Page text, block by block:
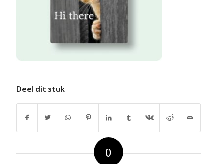
Deel dit stuk
0